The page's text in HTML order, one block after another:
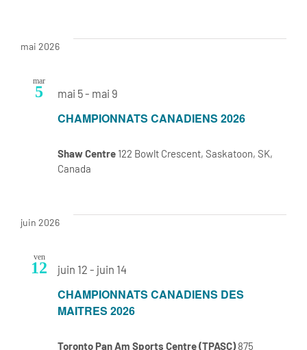
mai 2026
mar
5
CHAMPIONNATS CANADIENS 2026
mai 5- mai 9
Shaw Centre 122 Bowlt Crescent, Saskatoon, SK,
Canada
juin 2026
ven
12
CHAMPIONNATS CANADIENS DES
MAITRES 2026
juin 12 - juin 14
Toronto Pan Am Sports Centre (TPASC)875